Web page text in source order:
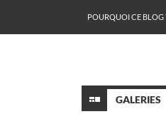
POURQUOI CE BLOG
GALERIES